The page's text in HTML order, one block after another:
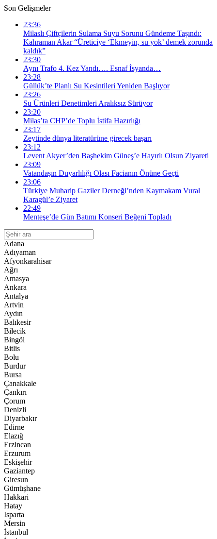
Son Gelişmeler
23:36
Milaslı Çiftçilerin Sulama Suyu Sorunu Gündeme Taşındı:
Kahraman Akar “Üreticiye ‘Ekmeyin, su yok’ demek zorunda
kaldık”
23:30
Aynı Trafo 4. Kez Yandı…. Esnaf İsyanda…
23:28
Güllük’te Planlı Su Kesintileri Yeniden Başlıyor
23:26
Su Ürünleri Denetimleri Aralıksız Sürüyor
23:20
Milas’ta CHP’de Toplu İstifa Hazırlığı
23:17
Zeytinde dünya literatürüne girecek başarı
23:12
Levent Akyer’den Başhekim Güneş’e Hayırlı Olsun Ziyareti
23:09
Vatandaşın Duyarlılığı Olası Facianın Önüne Geçti
23:06
Türkiye Muharip Gaziler Derneği’nden Kaymakam Vural
Karagül’e Ziyaret
22:49
Menteşe’de Gün Batımı Konseri Beğeni Topladı
Adana
Adıyaman
Afyonkarahisar
Ağrı
Amasya
Ankara
Antalya
Artvin
Aydın
Balıkesir
Bilecik
Bingöl
Bitlis
Bolu
Burdur
Bursa
Çanakkale
Çankırı
Çorum
Denizli
Diyarbakır
Edirne
Elazığ
Erzincan
Erzurum
Eskişehir
Gaziantep
Giresun
Gümüşhane
Hakkari
Hatay
Isparta
Mersin
İstanbul